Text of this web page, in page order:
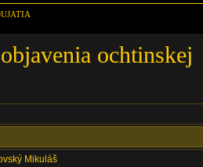
ochtinskej
Mikuláš